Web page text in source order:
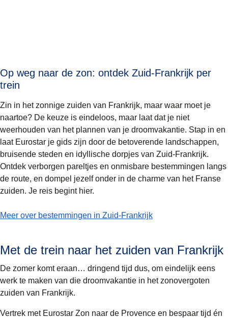
Op weg naar de zon: ontdek Zuid-Frankrijk per
trein
Zin in het zonnige zuiden van Frankrijk, maar waar moet je
naartoe? De keuze is eindeloos, maar laat dat je niet
weerhouden van het plannen van je droomvakantie. Stap in en
laat Eurostar je gids zijn door de betoverende landschappen,
bruisende steden en idyllische dorpjes van Zuid-Frankrijk.
Ontdek verborgen pareltjes en onmisbare bestemmingen langs
de route, en dompel jezelf onder in de charme van het Franse
zuiden. Je reis begint hier.
Meer over bestemmingen in Zuid-Frankrijk
-Op weg naar de zon: ontdek Zuid-Frankrijk per trein
Met de trein naar het zuiden van Frankrijk
De zomer komt eraan… dringend tijd dus, om eindelijk eens
werk te maken van die droomvakantie in het zonovergoten
zuiden van Frankrijk.
Vertrek met Eurostar Zon naar de Provence en bespaar tijd én